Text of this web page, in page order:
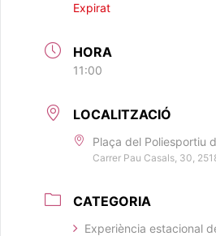
Expirat
HORA
11:00
LOCALITZACIÓ
Plaça del Poliesportiu
Carrer Pau Casals, 30,
CATEGORIA
Experiència estacional